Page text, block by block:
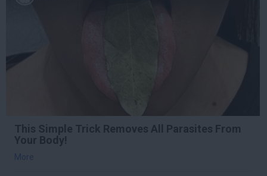
This Simple Trick Removes All Parasites From
Your Body!
More